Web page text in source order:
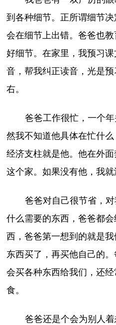
到各种细节。正所谓细节
会在细节上出错。爸爸也
好细节。在家里，我预习
音，帮我纠正读音，光是
右。
爸爸工作很忙，一个
然我不知道他具体在忙什
经济支柱就是他。他在外
这个家。如果没有他，我就
爸爸对自己很节省，
什么需要的东西，爸爸都
西，爸爸第一想到的就是
东西买了，再买他自己的
会买各种东西给我们，还
食。
爸爸还是个会为别人着